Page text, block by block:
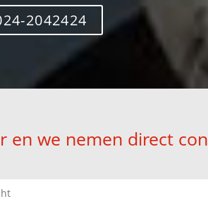
2042424
en we nemen direct